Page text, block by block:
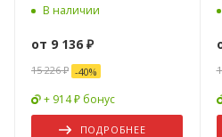
В наличии
от 9 136 ₽
15 226 ₽ -40%
+ 914 ₽ бонус
ПОДРОБНЕЕ